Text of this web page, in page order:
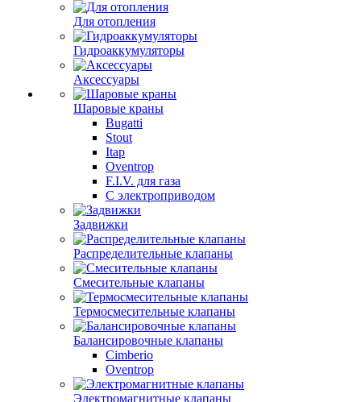
Для отопления
Гидроаккумуляторы
Аксессуары
Шаровые краны
Bugatti
Stout
Itap
Oventrop
F.I.V. для газа
С электроприводом
Задвижки
Распределительные клапаны
Cмесительные клапаны
Термосмесительные клапаны
Балансировочные клапаны
Cimberio
Oventrop
Электромагнитные клапаны